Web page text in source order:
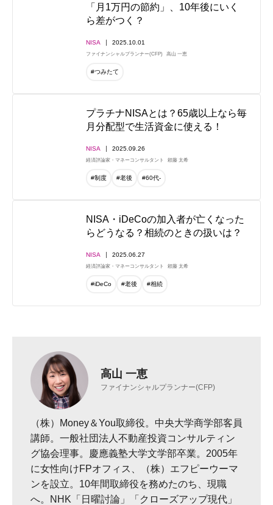
「月1万円の節約」、10年後にいく
ら差がつく？
NISA 2025.10.01
ファイナンシャルプランナー(CFP) 高山 一恵
#つみたて
プラチナNISAとは？65歳以上なら毎
月分配型で生活資金に使える！
NISA 2025.09.26
経済評論家・マネーコンサルタント 頼藤 太希
#制度 #老後 #60代-
NISA・iDeCoの加入者が亡くなった
らどうなる？相続のときの扱いは？
NISA 2025.06.27
経済評論家・マネーコンサルタント 頼藤 太希
#iDeCo #老後 #相続
高山 一恵
ファイナンシャルプランナー(CFP)
（株）Money＆You取締役。中央大学商学部客員
講師。一般社団法人不動産投資コンサルティン
グ協会理事。慶應義塾大学文学部卒業。2005年
に女性向けFPオフィス、（株）エフピーウーマ
ンを設立。10年間取締役を務めたのち、現職
へ。NHK「日曜討論」「クローズアップ現代」